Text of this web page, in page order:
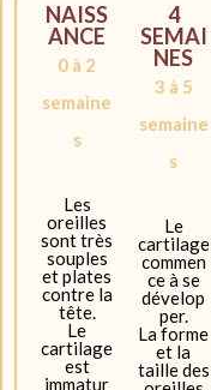
NAISS
ANCE
0 à 2
semaine
s
Les
oreilles
sont très
souples
et plates
contre la
tête.
Le
cartilage
est
immatur
4
SEMAI
NES
3 à 5
semaine
s
Le
cartilage
commen
ce à se
dévelop
per.
La forme
et la
taille des